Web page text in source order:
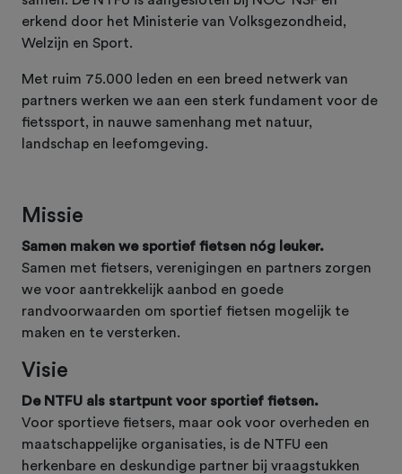
erkend door het Ministerie van Volksgezondheid,
Welzijn en Sport.
Met ruim 75.000 leden en een breed netwerk van
partners werken we aan een sterk fundament voor de
fietssport, in nauwe samenhang met natuur,
landschap en leefomgeving.
Missie
Samen maken we sportief fietsen nóg leuker.
Samen met fietsers, verenigingen en partners zorgen
we voor aantrekkelijk aanbod en goede
randvoorwaarden om sportief fietsen mogelijk te
maken en te versterken.
Visie
De NTFU als startpunt voor sportief fietsen.
Voor sportieve fietsers, maar ook voor overheden en
maatschappelijke organisaties, is de NTFU een
herkenbare en deskundige partner bij vraagstukken